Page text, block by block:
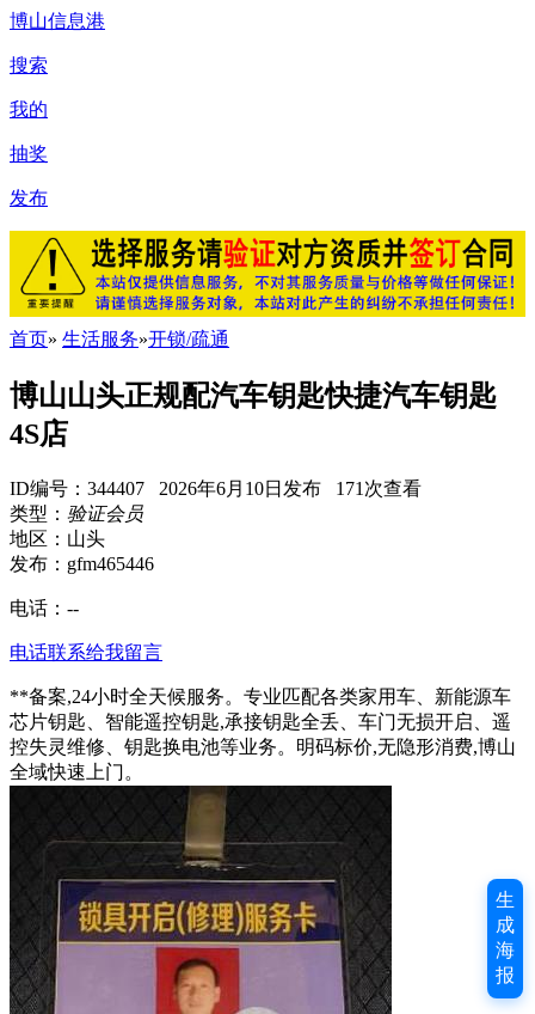
博山信息港
搜索
我的
抽奖
发布
首页» 生活服务»开锁/疏通
博山山头正规配汽车钥匙快捷汽车钥匙
4S店
ID编号：344407 2026年6月10日发布 171次查看
类型： 验证会员
地区：山头
发布：gfm465446
电话： --
电话联系给我留言
**备案,24小时全天候服务。专业匹配各类家用车、新能源车
芯片钥匙、智能遥控钥匙,承接钥匙全丢、车门无损开启、遥
控失灵维修、钥匙换电池等业务。明码标价,无隐形消费,博山
全域快速上门。
生
成
海
报